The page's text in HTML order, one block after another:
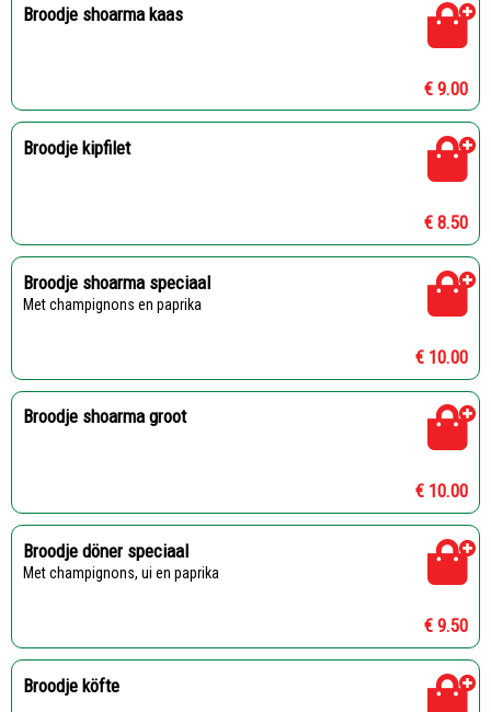
Broodje shoarma kaas
€ 9.00
Broodje kipfilet
€ 8.50
Broodje shoarma speciaal
Met champignons en paprika
€ 10.00
Broodje shoarma groot
€ 10.00
Broodje döner speciaal
Met champignons, ui en paprika
€ 9.50
Broodje köfte